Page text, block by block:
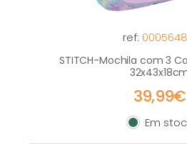
ref:
STITCH-Mochila com 3
39,99€
Em stock
Em